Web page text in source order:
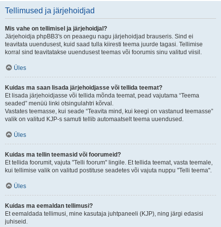
Tellimused ja järjehoidjad
Mis vahe on tellimisel ja järjehoidjal?
Järjehoidja phpBB3's on peaaegu nagu järjehoidjad brauseris. Sind ei
teavitata uuendusest, kuid saad tulla kiiresti teema juurde tagasi. Tellimise
korral sind teavitatakse uuendusest teemas või foorumis sinu valitud viisil.
Üles
Kuidas ma saan lisada järjehoidjasse või tellida teemat?
Et lisada järjehoidjasse või tellida mõnda teemat, pead vajutama “Teema
seaded” menüü linki otsingulahtri kõrval.
Vastates teemasse, kui seade “Teavita mind, kui keegi on vastanud teemasse”
valik on valitud KJP-s samuti tellib automaatselt teema uuendused.
Üles
Kuidas ma tellin teemasid või foorumeid?
Et tellida foorumit, vajuta "Telli foorum" lingile. Et tellida teemat, vasta teemale,
kui tellimise valik on valitud postituse seadetes või vajuta nuppu "Telli teema".
Üles
Kuidas ma eemaldan tellimusi?
Et eemaldada tellimusi, mine kasutaja juhtpaneeli (KJP), ning järgi edasisi
juhiseid.